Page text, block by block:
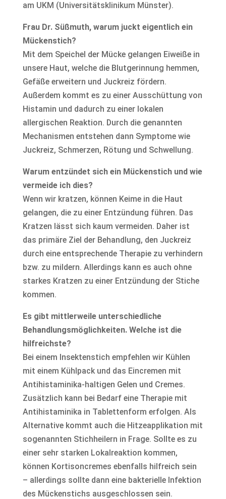
am UKM (Universitätsklinikum Münster).
Frau Dr. Süßmuth, warum juckt eigentlich ein
Mückenstich?
Mit dem Speichel der Mücke gelangen Eiweiße in
unsere Haut, welche die Blutgerinnung hemmen,
Gefäße erweitern und Juckreiz fördern.
Außerdem kommt es zu einer Ausschüttung von
Histamin und dadurch zu einer lokalen
allergischen Reaktion. Durch die genannten
Mechanismen entstehen dann Symptome wie
Juckreiz, Schmerzen, Rötung und Schwellung.
Warum entzündet sich ein Mückenstich und wie
vermeide ich dies?
Wenn wir kratzen, können Keime in die Haut
gelangen, die zu einer Entzündung führen. Das
Kratzen lässt sich kaum vermeiden. Daher ist
das primäre Ziel der Behandlung, den Juckreiz
durch eine entsprechende Therapie zu verhindern
bzw. zu mildern. Allerdings kann es auch ohne
starkes Kratzen zu einer Entzündung der Stiche
kommen.
Es gibt mittlerweile unterschiedliche
Behandlungsmöglichkeiten. Welche ist die
hilfreichste?
Bei einem Insektenstich empfehlen wir Kühlen
mit einem Kühlpack und das Eincremen mit
Antihistaminika-haltigen Gelen und Cremes.
Zusätzlich kann bei Bedarf eine Therapie mit
Antihistaminika in Tablettenform erfolgen. Als
Alternative kommt auch die Hitzeapplikation mit
sogenannten Stichheilern in Frage. Sollte es zu
einer sehr starken Lokalreaktion kommen,
können Kortisoncremes ebenfalls hilfreich sein
– allerdings sollte dann eine bakterielle Infektion
des Mückenstichs ausgeschlossen sein.